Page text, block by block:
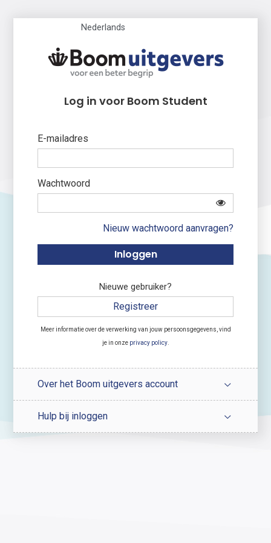
Nederlands
Log in voor Boom Student
E-mailadres
Wachtwoord
Nieuw wachtwoord aanvragen?
Nieuwe gebruiker?
Registreer
Meer informatie over de verwerking van jouw persoonsgegevens, vind
je in onze privacy policy.
Over het Boom uitgevers account
Hulp bij inloggen